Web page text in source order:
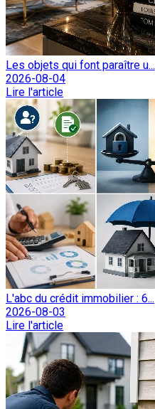
Les objets qui font paraître u...
2026-08-04
Lire l'article
L'abc du crédit immobilier : 6...
2026-08-03
Lire l'article